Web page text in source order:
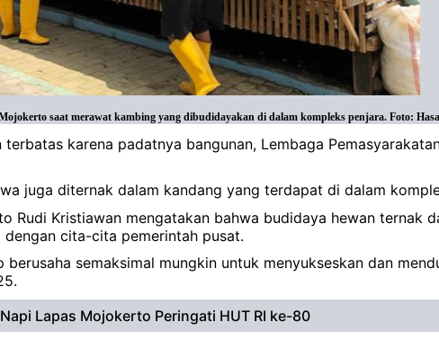
saat merawat kambing yang dibudidayakan di dalam kompleks penjara. Foto:
karena padatnya bangunan, Lembaga
juga diternak dalam kandang yang terdapat di dalam
Rudi Kristiawan mengatakan bahwa budidaya hewan
dengan cita-cita pemerintah pusat.
semaksimal mungkin untuk menyukseskan dan
Lapas Mojokerto Peringati HUT RI ke-80